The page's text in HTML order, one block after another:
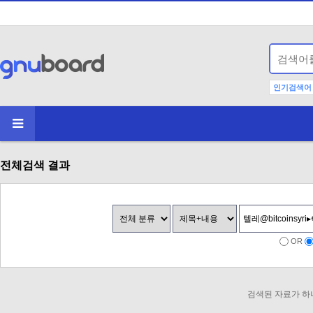
인기검색어
전체검색 결과
OR
검색된 자료가 하